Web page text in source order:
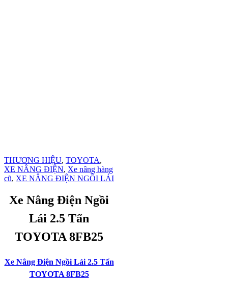
THƯƠNG HIỆU, TOYOTA,
XE NÂNG ĐIỆN, Xe nâng hàng
cũ, XE NÂNG ĐIỆN NGỒI LÁI
Xe Nâng Điện Ngồi
Lái 2.5 Tấn
TOYOTA 8FB25
Xe Nâng Điện Ngồi Lái 2.5 Tấn
TOYOTA 8FB25